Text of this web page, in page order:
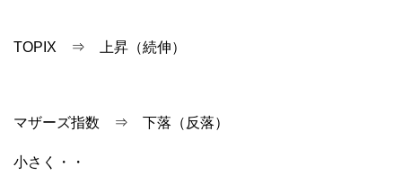
TOPIX ⇒ 上昇（続伸）
マザーズ指数 ⇒ 下落（反落）
小さく・・